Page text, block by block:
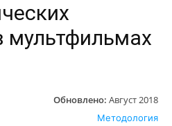
мультфильмах
Обновлено: Август 2018
Методология